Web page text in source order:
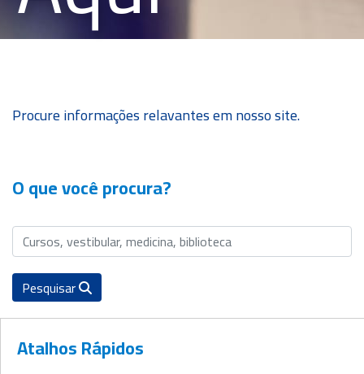
Cursos
360º
Conosco
SOU
ALUNO
Procure informações relavantes em nosso site.
O que você procura?
Pesquisar
Atalhos Rápidos